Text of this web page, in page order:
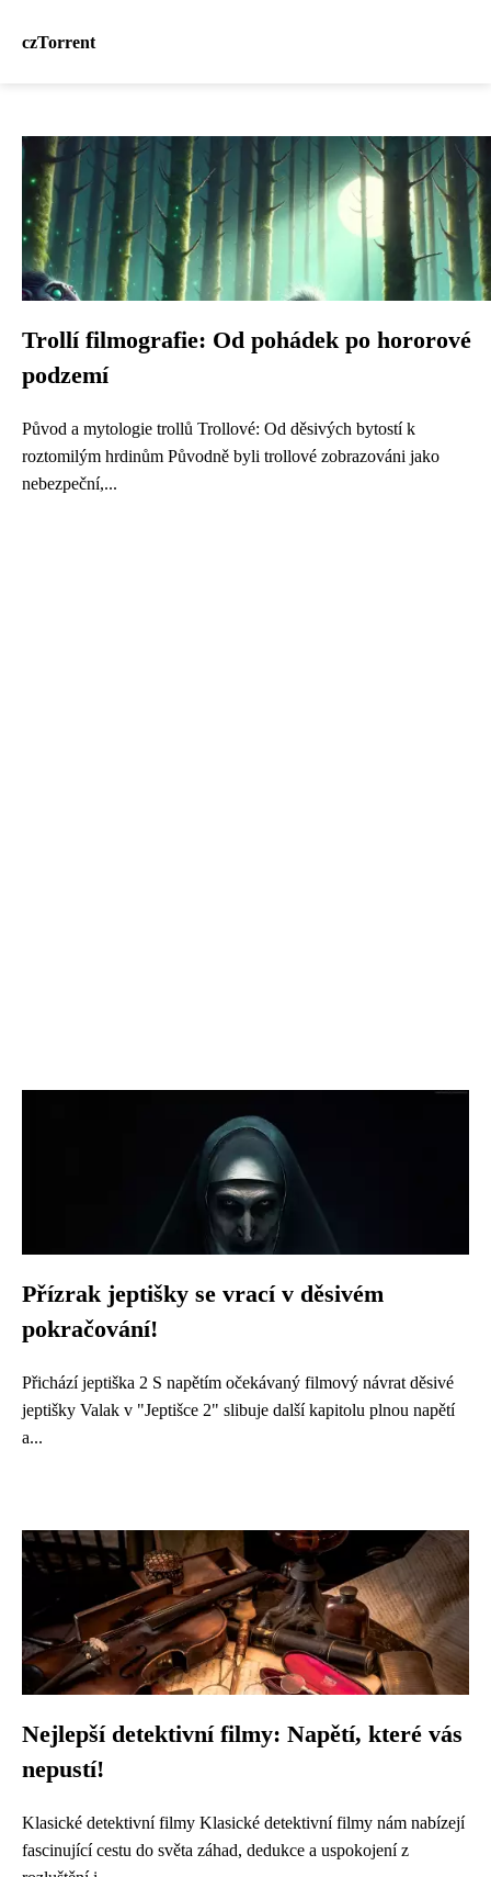
czTorrent
Trollí filmografie: Od pohádek po hororové
podzemí
Původ a mytologie trollů Trollové: Od děsivých bytostí k
roztomilým hrdinům Původně byli trollové zobrazováni jako
nebezpeční,...
Přízrak jeptišky se vrací v děsivém
pokračování!
Přichází jeptiška 2 S napětím očekávaný filmový návrat děsivé
jeptišky Valak v "Jeptišce 2" slibuje další kapitolu plnou napětí
a...
Nejlepší detektivní filmy: Napětí, které vás
nepustí!
Klasické detektivní filmy Klasické detektivní filmy nám nabízejí
fascinující cestu do světa záhad, dedukce a uspokojení z